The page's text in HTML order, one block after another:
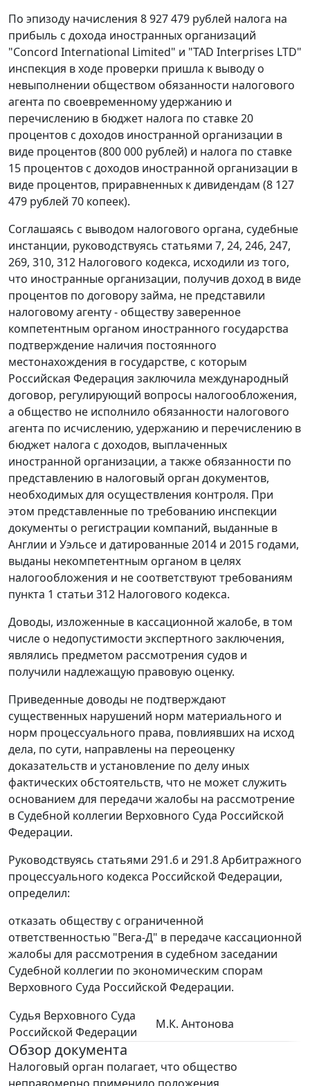
По эпизоду начисления 8 927 479 рублей налога на
прибыль с дохода иностранных организаций
"Concord International Limited" и "TAD Interprises LTD"
инспекция в ходе проверки пришла к выводу о
невыполнении обществом обязанности налогового
агента по своевременному удержанию и
перечислению в бюджет налога по ставке 20
процентов с доходов иностранной организации в
виде процентов (800 000 рублей) и налога по ставке
15 процентов с доходов иностранной организации в
виде процентов, приравненных к дивидендам (8 127
479 рублей 70 копеек).
Соглашаясь с выводом налогового органа, судебные
инстанции, руководствуясь статьями 7, 24, 246, 247,
269, 310, 312 Налогового кодекса, исходили из того,
что иностранные организации, получив доход в виде
процентов по договору займа, не представили
налоговому агенту - обществу заверенное
компетентным органом иностранного государства
подтверждение наличия постоянного
местонахождения в государстве, с которым
Российская Федерация заключила международный
договор, регулирующий вопросы налогообложения,
а общество не исполнило обязанности налогового
агента по исчислению, удержанию и перечислению в
бюджет налога с доходов, выплаченных
иностранной организации, а также обязанности по
представлению в налоговый орган документов,
необходимых для осуществления контроля. При
этом представленные по требованию инспекции
документы о регистрации компаний, выданные в
Англии и Уэльсе и датированные 2014 и 2015 годами,
выданы некомпетентным органом в целях
налогообложения и не соответствуют требованиям
пункта 1 статьи 312 Налогового кодекса.
Доводы, изложенные в кассационной жалобе, в том
числе о недопустимости экспертного заключения,
являлись предметом рассмотрения судов и
получили надлежащую правовую оценку.
Приведенные доводы не подтверждают
существенных нарушений норм материального и
норм процессуального права, повлиявших на исход
дела, по сути, направлены на переоценку
доказательств и установление по делу иных
фактических обстоятельств, что не может служить
основанием для передачи жалобы на рассмотрение
в Судебной коллегии Верховного Суда Российской
Федерации.
Руководствуясь статьями 291.6 и 291.8 Арбитражного
процессуального кодекса Российской Федерации,
определил:
отказать обществу с ограниченной
ответственностью "Вега-Д" в передаче кассационной
жалобы для рассмотрения в судебном заседании
Судебной коллегии по экономическим спорам
Верховного Суда Российской Федерации.
Судья Верховного Суда
Российской Федерации
М.К. Антонова
Обзор документа
Налоговый орган полагает, что общество